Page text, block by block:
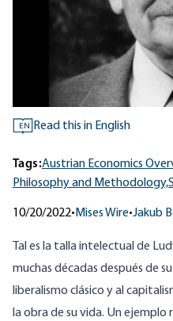
EN Read this in English
Tags:Austrian Economics
Philosophy and Methodology,
10/20/2022• Mises Wire•Jakub
Tal es la talla intelectual de
muchas décadas después de
liberalismo clásico y al
la obra de su vida. Un